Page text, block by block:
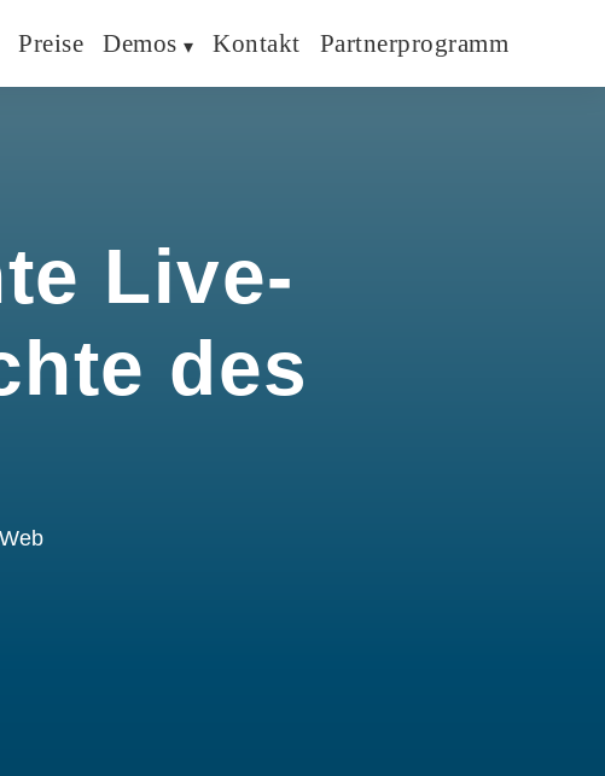
Preise Demos Kontakt Partnerprogramm
Live-
des